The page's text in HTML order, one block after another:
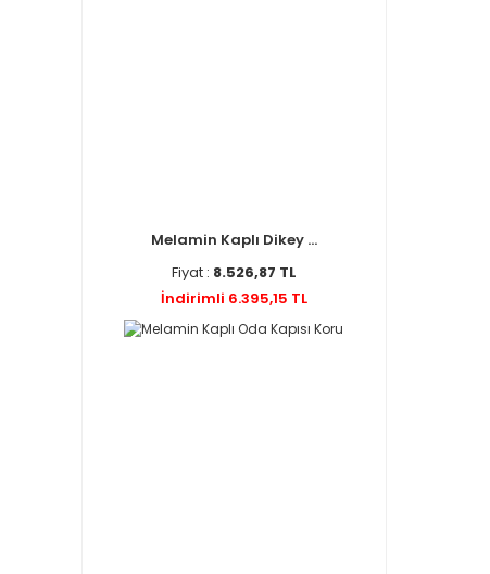
Melamin Kaplı Dikey ...
Fiyat : 8.526,87 TL
İndirimli 6.395,15 TL